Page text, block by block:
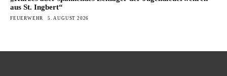
aus St. Ingbert“
FEUERWEHR 5. AUGUST 2026